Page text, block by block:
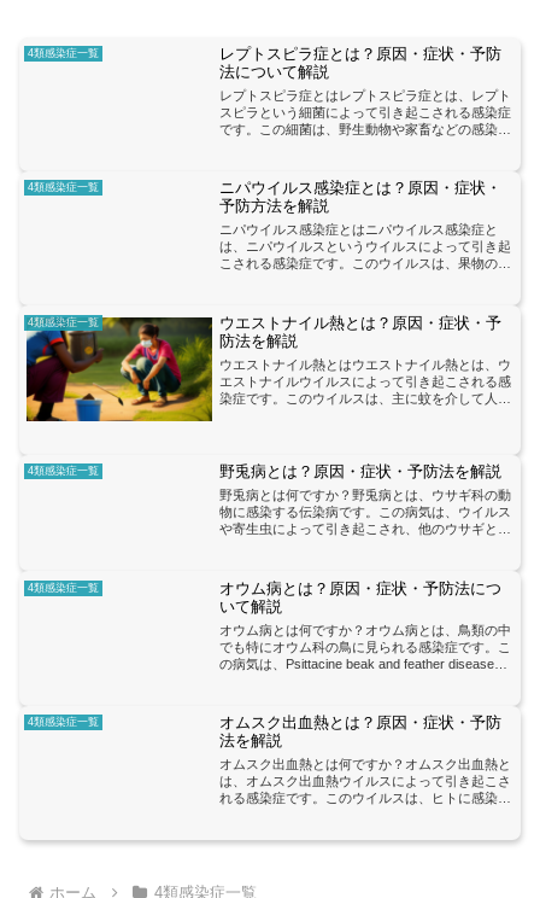
4類感染症一覧
レプトスピラ症とは？原因・症状・予防
法について解説
レプトスピラ症とはレプトスピラ症とは、レプト
スピラという細菌によって引き起こされる感染症
です。この細菌は、野生動物や家畜などの感染動
の症状は、発熱、頭痛...
4類感染症一覧
ニパウイルス感染症とは？原因・症状・
予防方法を解説
ニパウイルス感染症とはニパウイルス感染症と
は、ニパウイルスというウイルスによって引き起
こされる感染症です。このウイルスは、果物のコ
は人から人への感染も報...
4類感染症一覧
ウエストナイル熱とは？原因・症状・予
防法を解説
ウエストナイル熱とはウエストナイル熱とは、ウ
エストナイルウイルスによって引き起こされる感
染症です。このウイルスは、主に蚊を介して人に
4類感染症一覧 野兎病とは？原因・症状・予防法を解説
野兎病とは何ですか？野兎病とは、ウサギ科の動
物に感染する伝染病です。この病気は、ウイルス
や寄生虫によって引き起こされ、他のウサギとの
われているウサギにも...
4類感染症一覧
オウム病とは？原因・症状・予防法につ
いて解説
オウム病とは何ですか？オウム病とは、鳥類の中
でも特にオウム科の鳥に見られる感染症です。こ
の病気は、Psittacine beak and feather disease
4類感染症一覧
オムスク出血熱とは？原因・症状・予防
法を解説
オムスク出血熱とは何ですか？オムスク出血熱と
は、オムスク出血熱ウイルスによって引き起こさ
れる感染症です。このウイルスは、ヒトに感染す
ジアの一部地域で報告...
ホーム 4類感染症一覧